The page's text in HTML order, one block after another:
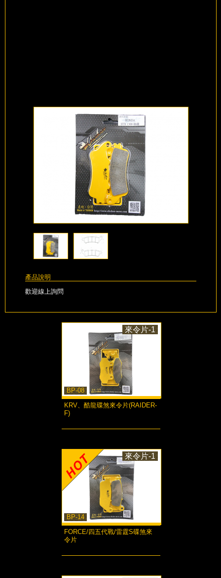
產品說明
歡迎線上詢問
BP-08
來令片-1
KRV、酷龍碟煞來令片(RAIDER-
F)
BP-14
來令片-1
FORCE/四五代戰/雷霆S碟煞來
令片